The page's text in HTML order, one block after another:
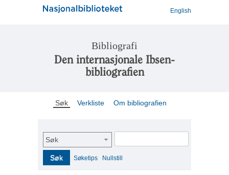
English
Bibliografi
Den internasjonale Ibsen-
bibliografien
Søk Verkliste Om bibliografien
Søk
Søk Søketips Nullstill